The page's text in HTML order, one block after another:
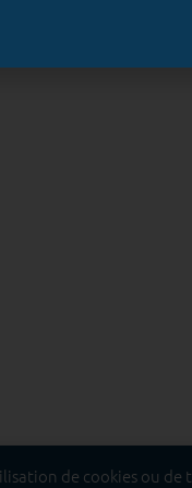
dangereux pour la santé,
de cookies ou